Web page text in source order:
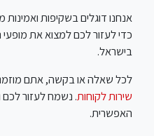
אנחנו דוגלים בשקיפות ואמינות
כדי לעזור לכם למצוא את
בישראל.
לכל שאלה או בקשה, אתם
שירות לקוחות. נשמח לעזור לכם
האפשרית.